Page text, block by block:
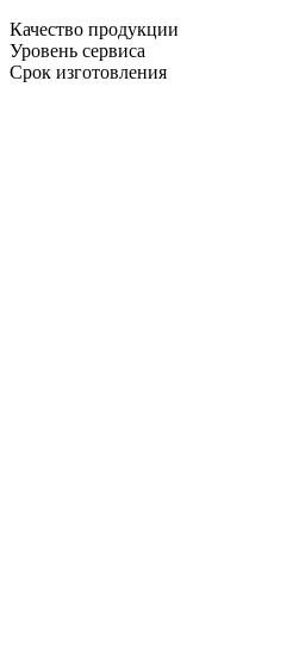
Качество продукции
Уровень сервиса
Срок изготовления